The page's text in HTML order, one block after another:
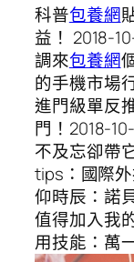
科普包養網
益！ 2018-
調來包養網
的手機市場
進門級單反
門！2018-
不及忘卻帶
tips：國際
仰時辰：諾
值得加入我
用技能：萬